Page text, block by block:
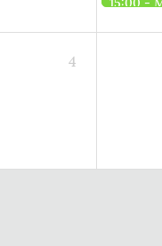
4